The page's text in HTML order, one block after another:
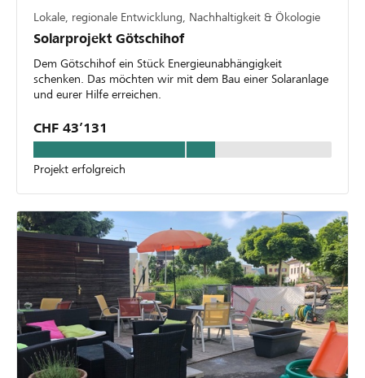
Lokale, regionale Entwicklung, Nachhaltigkeit & Ökologie
Solarprojekt Götschihof
Dem Götschihof ein Stück Energieunabhängigkeit
schenken. Das möchten wir mit dem Bau einer Solaranlage
und eurer Hilfe erreichen.
CHF 43’131
Projekt erfolgreich